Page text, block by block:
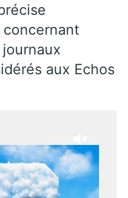
aux Echos